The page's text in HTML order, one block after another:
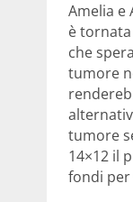
Amelia e
è
che
tumore
tumore
14×12 il
fondi